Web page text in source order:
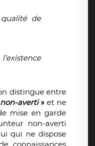
de
distingue entre
non-averti» et ne
mise en garde
non-averti
qui ne dispose